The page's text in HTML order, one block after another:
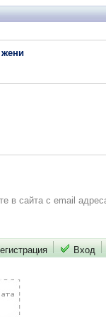
жени
в сайта с email
Вход